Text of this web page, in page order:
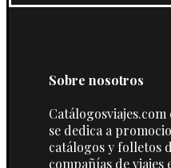
Sobre nosotros
Catálogosviajes.com
se dedica a
catálogos y folletos
compañías de viajes